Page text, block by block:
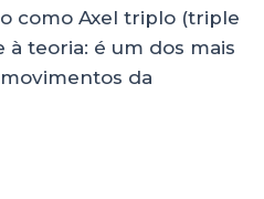
como Axel triplo (triple
à teoria: é um dos mais
da